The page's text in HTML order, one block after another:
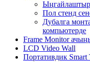
Пол стенд
Дубалга
компьютерде
Frame Monitor
LCD Video Wall
Портативдик Smart